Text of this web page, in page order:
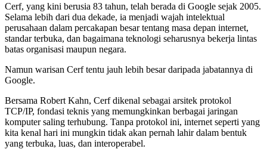
Cerf, yang kini berusia 83 tahun, telah berada di Google sejak 2005.
Selama lebih dari dua dekade, ia menjadi wajah intelektual
perusahaan dalam percakapan besar tentang masa depan internet,
standar terbuka, dan bagaimana teknologi seharusnya bekerja lintas
batas organisasi maupun negara.
Namun warisan Cerf tentu jauh lebih besar daripada jabatannya di
Google.
Bersama Robert Kahn, Cerf dikenal sebagai arsitek protokol
TCP/IP, fondasi teknis yang memungkinkan berbagai jaringan
komputer saling terhubung. Tanpa protokol ini, internet seperti yang
kita kenal hari ini mungkin tidak akan pernah lahir dalam bentuk
yang terbuka, luas, dan interoperabel.